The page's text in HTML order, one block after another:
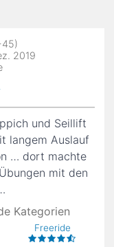
2019
und Seillift
langem Auslauf
… dort machte
mit den
Kategorien
Freeride